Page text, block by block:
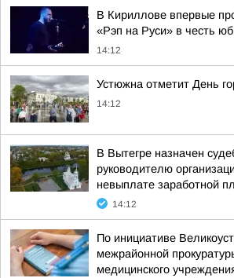
В Кириллове впервые
«Рэп на Руси» в честь
14:12
Устюжна отметит День
14:12
В Вытегре назначен
руководителю
невыплате заработной
14:12
По инициативе
межрайонной
медицинского